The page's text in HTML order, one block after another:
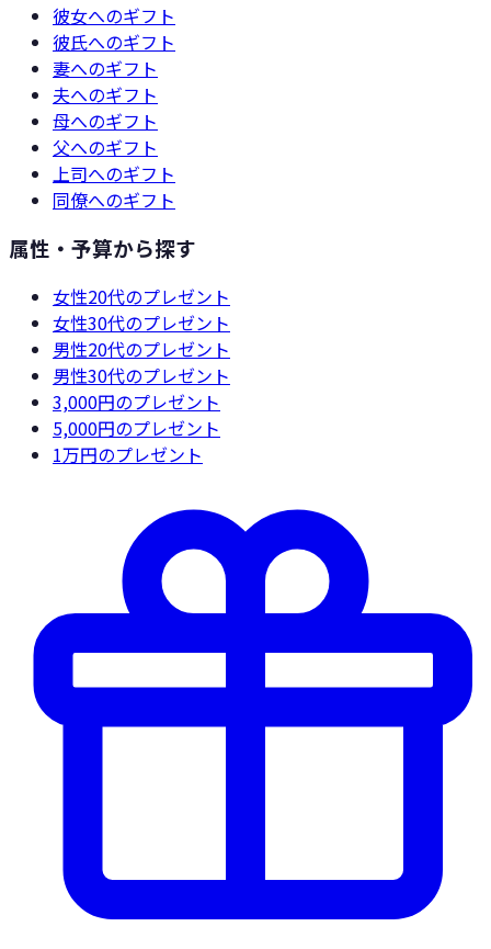
彼女へのギフト
彼氏へのギフト
妻へのギフト
夫へのギフト
母へのギフト
父へのギフト
上司へのギフト
同僚へのギフト
属性・予算から探す
女性20代のプレゼント
女性30代のプレゼント
男性20代のプレゼント
男性30代のプレゼント
3,000円のプレゼント
5,000円のプレゼント
1万円のプレゼント